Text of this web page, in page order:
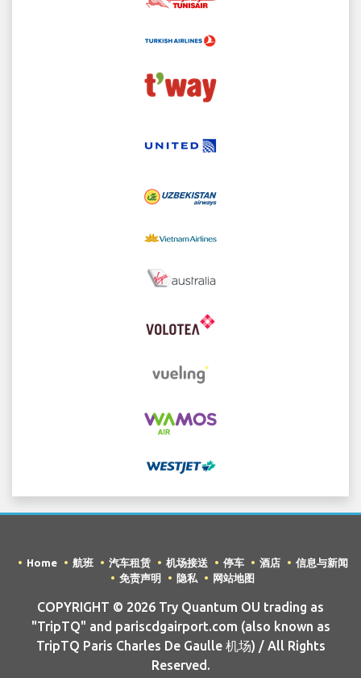
Home 航班 汽车租赁 机场接送 停车 酒店
信息与新闻
免责声明
隐私 网站地图
COPYRIGHT © 2026 Try Quantum OU trading as
"TripTQ" and pariscdgairport.com (also known as
TripTQ Paris Charles De Gaulle 机场) / All Rights
Reserved.